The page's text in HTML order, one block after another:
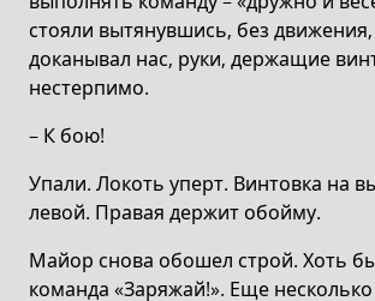
стояли вытянувшись, без
доканывал нас, руки, держащие
нестерпимо.
– К бою!
Упали. Локоть уперт. Винтовка на
левой. Правая держит обойму.
Майор снова обошел строй. Хоть
команда «Заряжай!». Еще